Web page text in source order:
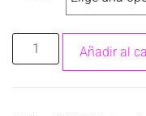
Añadir al